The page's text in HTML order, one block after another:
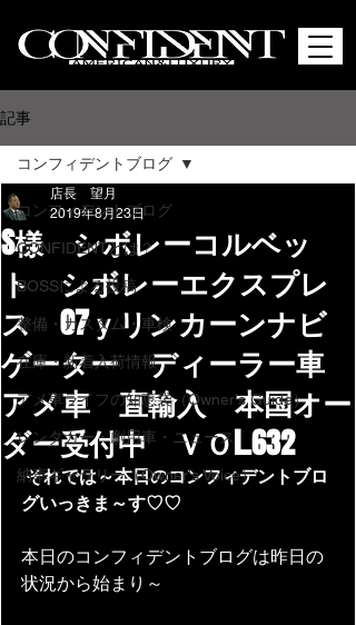
記事
コンフィデントブログ
CONFIDENTとは？
BOSSによる投稿
整備・カスタム・車検
在庫・新着入荷情報
アメ車ライフの知恵袋（Owner's Guide）
レンタカー・劇用車・ニュース
納車ギャラリー（Owner's Voice）
コンフィデントブログ
S様 シボレーコルベッ
ト シボレーエクスプレ
ス 07ｙリンカーンナビ
ゲーター ディーラー車
アメ車 直輸入 本国オー
ダー受付中 ＶＯL.632
店長 望月
2019年8月23日
それでは～本日のコンフィデントブロ
グいっきま～す♡♡
本日のコンフィデントブログは昨日の
状況から始まり～